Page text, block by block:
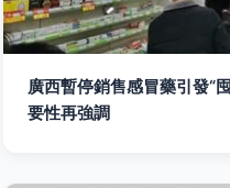
廣西暫停銷售感冒藥引發“
要性再強調